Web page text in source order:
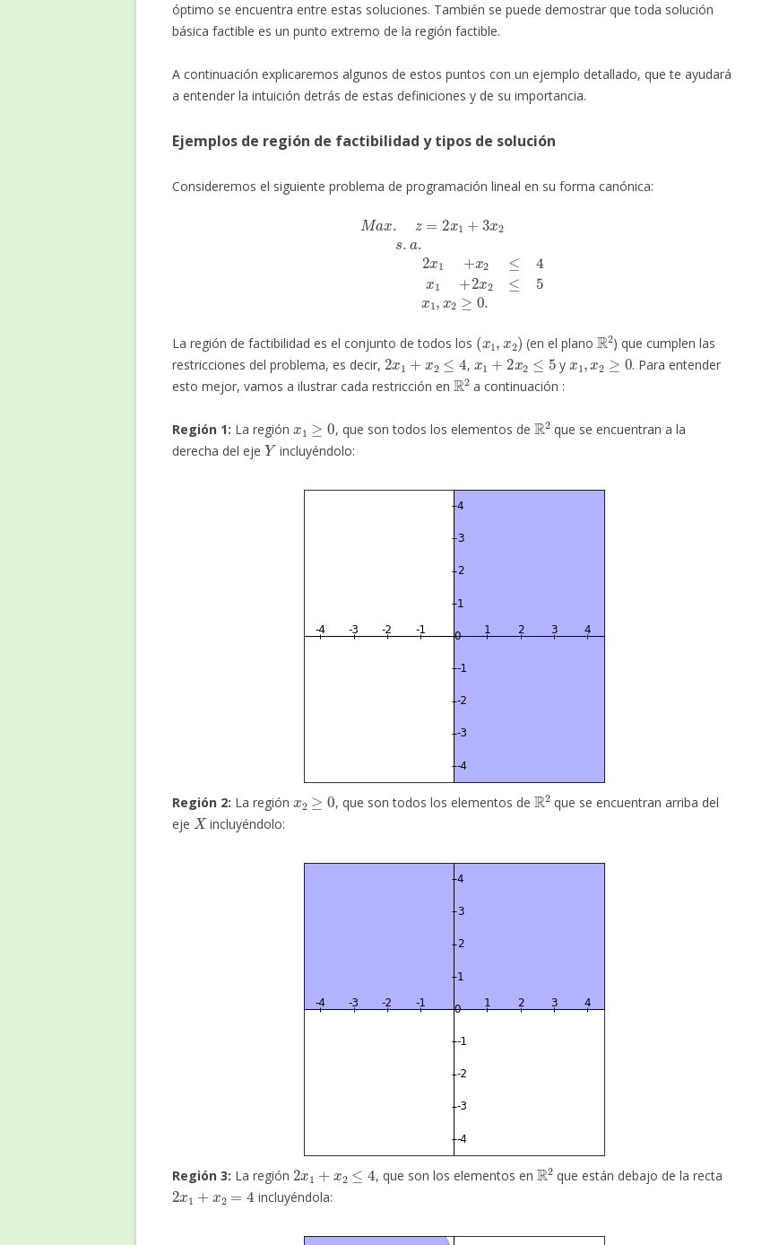
óptimo se encuentra entre estas soluciones. También se puede demostrar que toda solución
básica factible es un punto extremo de la región factible.
A continuación explicaremos algunos de estos puntos con un ejemplo detallado, que te ayudará
a entender la intuición detrás de estas definiciones y de su importancia.
Ejemplos de región de factibilidad y tipos de solución
Consideremos el siguiente problema de programación lineal en su forma canónica:
+3x2 .2 1+x ≤ 4x
La región de factibilidad es el conjunto de todos los
(x )
(en el plano
R2
) que cumplen las
restricciones del problema, es decir,
2x1+x2≤4
,
x1+2x2 ≤5
y
x1,x2≥0
. Para entender
esto mejor, vamos a ilustrar cada restricción en
R2
a continuación :
Región 1: La región , que son todos los elementos de
R2
que se encuentran a la
derecha del eje
Y
incluyéndolo:
Región 2: La región , que son todos los elementos de
R2
que se encuentran arriba del
eje
X
incluyéndolo:
Región 3: La región
2
, que son los elementos en
R2
que están debajo de la recta
2x1+x2= 4
incluyéndola: